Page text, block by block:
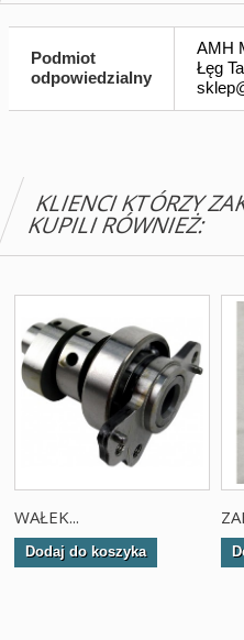
Podmiot
odpowiedzialny
AMH
Łęg
KLIENCI KTÓRZY
KUPILI RÓWNIEŻ:
WAŁEK...
Dodaj do koszyka